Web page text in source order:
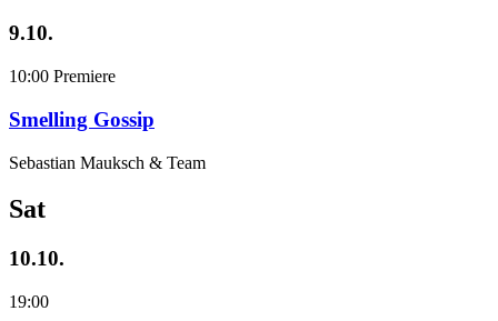
9.10.
10:00 Premiere
Smelling Gossip
Sebastian Mauksch & Team
Sat
10.10.
19:00